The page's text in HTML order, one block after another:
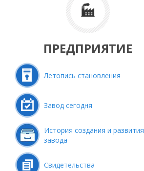
ПРЕДПРИЯТИЕ
Летопись становления
Завод сегодня
История создания и развития
завода
Свидетельства